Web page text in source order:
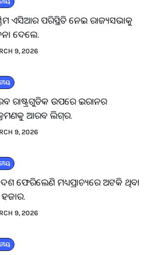
ଏସିଆର ପରିସ୍ଥିତି ନେଇ ରାଜ୍ୟସଭାକୁ
ଦେଲେ.
9, 2026
ରାଷ୍ଟ୍ରଗୁଡିକ ଉପରେ ଇରାନର
ଆରବ ଲିଗ୍‌ର.
9, 2026
ଫେରିଲେଣି ମଧ୍ୟପ୍ରାଚ୍ୟରେ ଅଟକି ଥିବା
9, 2026